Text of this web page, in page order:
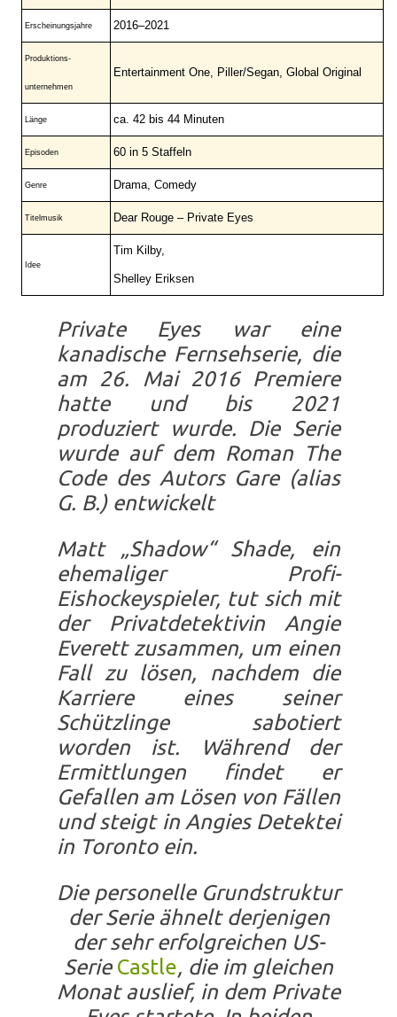
Erscheinungsjahre 2016–2021
Produktions-
unternehmen
Entertainment One, Piller/Segan, Global Original
Länge ca. 42 bis 44 Minuten
Episoden 60 in 5 Staffeln
Genre Drama, Comedy
Titelmusik Dear Rouge – Private Eyes
Idee
Tim Kilby,
Shelley Eriksen
Private Eyes war eine
kanadische Fernsehserie, die
am 26. Mai 2016 Premiere
hatte und bis 2021
produziert wurde. Die Serie
wurde auf dem Roman The
Code des Autors Gare (alias
G. B.) entwickelt
Matt „Shadow“ Shade, ein
ehemaliger Profi-
Eishockeyspieler, tut sich mit
der Privatdetektivin Angie
Everett zusammen, um einen
Fall zu lösen, nachdem die
Karriere eines seiner
Schützlinge sabotiert
worden ist. Während der
Ermittlungen findet er
Gefallen am Lösen von Fällen
und steigt in Angies Detektei
in Toronto ein.
Die personelle Grundstruktur
der Serie ähnelt derjenigen
der sehr erfolgreichen US-
Serie Castle, die im gleichen
Monat auslief, in dem Private